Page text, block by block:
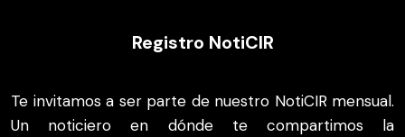
Registro NotiCIR
Te invitamos a ser parte de nuestro NotiCIR mensual.
Un noticiero en dónde te compartimos la